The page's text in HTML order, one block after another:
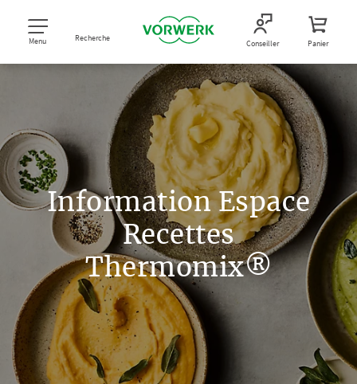
Menu Recherche Conseiller Panier
Information Espace
Recettes
Thermomix®